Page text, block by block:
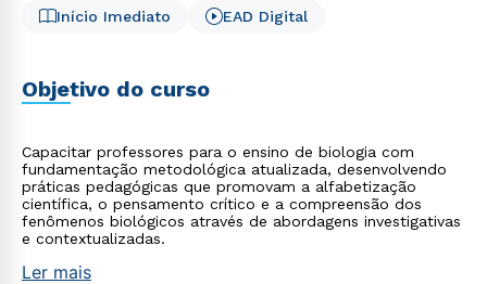
Início Imediato
EAD Digital
Objetivo do curso
Capacitar professores para o ensino de biologia com
fundamentação metodológica atualizada, desenvolvendo
práticas pedagógicas que promovam a alfabetização
científica, o pensamento crítico e a compreensão dos
fenômenos biológicos através de abordagens investigativas
e contextualizadas.
Ler mais